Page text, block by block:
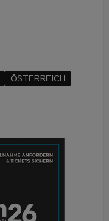
ÖSTERREICH